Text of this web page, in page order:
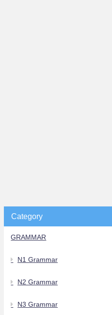
Category
GRAMMAR
N1 Grammar
N2 Grammar
N3 Grammar